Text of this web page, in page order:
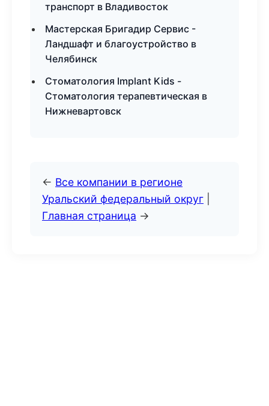
транспорт в Владивосток
Мастерская Бригадир Сервис -
Ландшафт и благоустройство в
Челябинск
Стоматология Implant Kids -
Стоматология терапевтическая в
Нижневартовск
← Все компании в регионе
Уральский федеральный округ
Главная страница →